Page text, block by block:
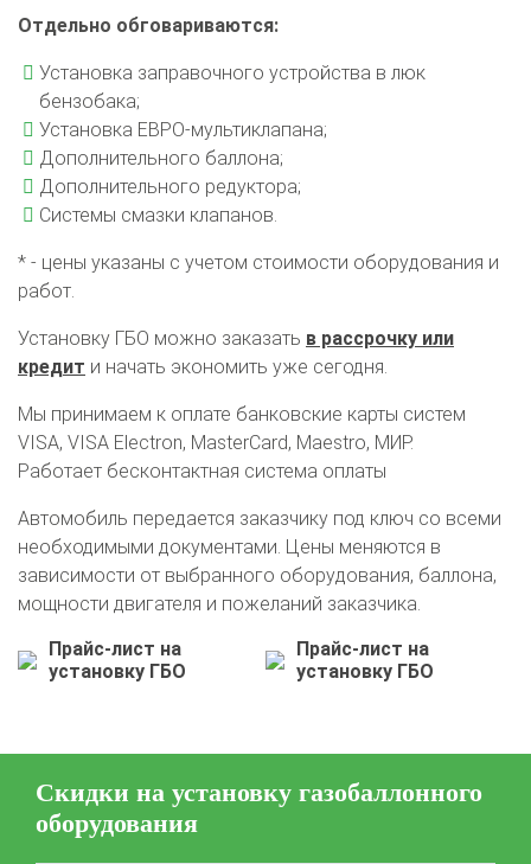
Регистрация ГБО в ГИБДД
Штрафы в 2026 году
Свидетельство на ГБО
Отдельно обговариваются:
Установка заправочного устройства в люк
бензобака;
Установка ЕВРО-мультиклапана;
Дополнительного баллона;
Дополнительного редуктора;
Системы смазки клапанов.
* - цены указаны с учетом стоимости оборудования и
работ.
Установку ГБО можно заказать в рассрочку или
кредит и начать экономить уже сегодня.
Мы принимаем к оплате банковские карты систем
VISA, VISA Electron, MasterCard, Maestro, МИР.
Работает бесконтактная система оплаты
Автомобиль передается заказчику под ключ со всеми
необходимыми документами. Цены меняются в
зависимости от выбранного оборудования, баллона,
мощности двигателя и пожеланий заказчика.
Прайс-лист на
установку ГБО
Прайс-лист на
установку ГБО
Скидки на установку газобаллонного
оборудования